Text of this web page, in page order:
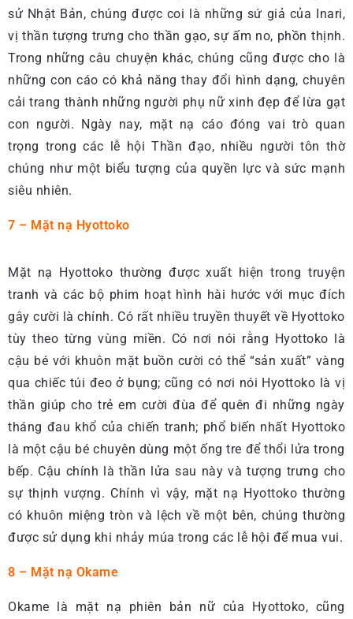
sử Nhật Bản, chúng được coi là những sứ giả của Inari,
vị thần tượng trưng cho thần gạo, sự ấm no, phồn thịnh.
Trong những câu chuyện khác, chúng cũng được cho là
những con cáo có khả năng thay đổi hình dạng, chuyên
cải trang thành những người phụ nữ xinh đẹp để lừa gạt
con người. Ngày nay, mặt nạ cáo đóng vai trò quan
trọng trong các lễ hội Thần đạo, nhiều người tôn thờ
chúng như một biểu tượng của quyền lực và sức mạnh
siêu nhiên.
7 – Mặt nạ Hyottoko
Mặt nạ Hyottoko thường được xuất hiện trong truyện
tranh và các bộ phim hoạt hình hài hước với mục đích
gây cười là chính. Có rất nhiều truyền thuyết về Hyottoko
tùy theo từng vùng miền. Có nơi nói rằng Hyottoko là
cậu bé với khuôn mặt buồn cười có thể “sản xuất” vàng
qua chiếc túi đeo ở bụng; cũng có nơi nói Hyottoko là vị
thần giúp cho trẻ em cười đùa để quên đi những ngày
tháng đau khổ của chiến tranh; phổ biến nhất Hyottoko
là một cậu bé chuyên dùng một ống tre để thổi lửa trong
bếp. Cậu chính là thần lửa sau này và tượng trưng cho
sự thịnh vượng. Chính vì vậy, mặt nạ Hyottoko thường
có khuôn miệng tròn và lệch về một bên, chúng thường
được sử dụng khi nhảy múa trong các lễ hội để mua vui.
8 – Mặt nạ Okame
Okame là mặt nạ phiên bản nữ của Hyottoko, cũng